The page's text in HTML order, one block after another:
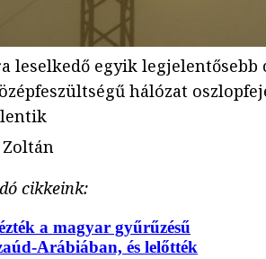
leselkedő egyik legjelentősebb
hálózat
cikkeink:
a magyar gyűrűzésű
Arábiában, és lelőtték